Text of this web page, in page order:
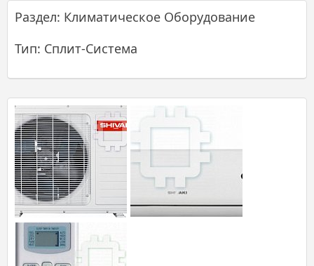
Раздел: Климатическое Оборудование
Тип: Сплит-Система